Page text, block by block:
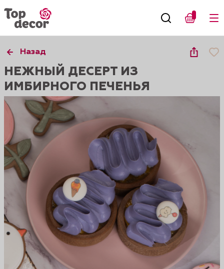
Назад
НЕЖНЫЙ ДЕСЕРТ ИЗ
ИМБИРНОГО ПЕЧЕНЬЯ